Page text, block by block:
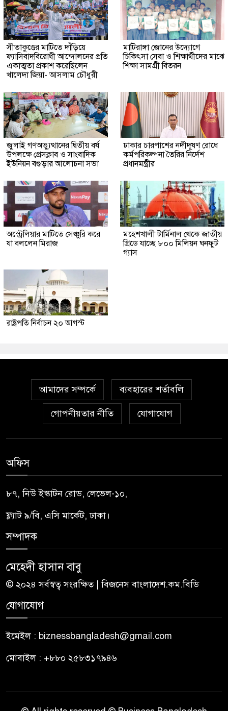
সীতাকুণ্ডের মাটিতে দাঁড়িয়ে
ফ্যাসিবাদবিরোধী আন্দোলনের প্রতি
একাত্মতা প্রকাশ করেছিলেন
খালেদা জিয়া- আসলাম চৌধুরী
মাটিরাঙ্গা জোনের উদ্যোগে
চিকিৎসা সেবা ও শিক্ষার্থীদের মাঝে
শিক্ষা সামগ্রী বিতরন
জুলাই গণঅভ্যুত্থানের দ্বিতীয় বর্ষ
উপলক্ষে প্রেসক্লাব ও সাংবাদিক
ইউনিয়ন বগুড়ার আলোচনা সভা
ঢাকার চারপাশের নদীদূষণ রোধে
কর্মপরিকল্পনা তৈরির নির্দেশ
প্রধানমন্ত্রীর
অস্ট্রেলিয়ার মাটিতে সেঞ্চুরি করে
যা বললেন মিরাজ
মহেশখালী টার্মিনাল থেকে জাতীয়
গ্রিডে যাচ্ছে ৮০০ মিলিয়ন ঘনফুট
গ্যাস
রাষ্ট্রপতি নির্বাচন ২০ আগস্ট
আমাদের সম্পর্কে ব্যবহারের শর্তাবলি
গোপনীয়তার নীতি যোগাযোগ
অফিস
৮৭, নিউ ইস্কাটন রোড, লেভেল-১০,
ফ্ল্যাট ৯/বি, এসি মার্কেট, ঢাকা।
সম্পাদক
মেহেদী হাসান বাবু
© ২০২৪ সর্বস্বত্ব সংরক্ষিত | বিজনেস বাংলাদেশ.কম.বিডি
যোগাযোগ
ইমেইল : biznessbangladesh@gmail.com
মোবাইল : +৮৮০ ২৫৮৩১৭৯৪৬